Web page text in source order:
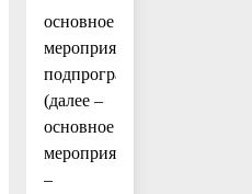
основное
мероприятие
подпрограммы
(далее –
основное
мероприятие)
–